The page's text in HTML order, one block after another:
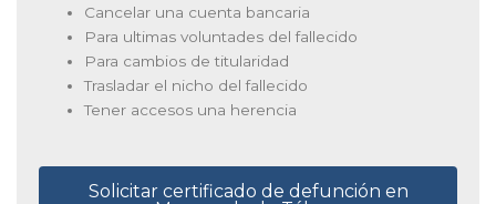
Cancelar una cuenta bancaria
Para ultimas voluntades del fallecido
Para cambios de titularidad
Trasladar el nicho del fallecido
Tener accesos una herencia
Solicitar certificado de defunción en